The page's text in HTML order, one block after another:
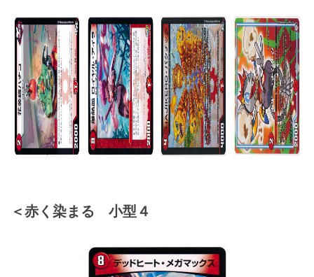
＜赤く染まる 小型４